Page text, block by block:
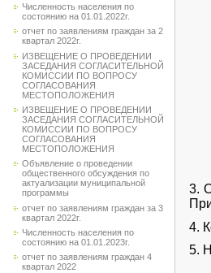
Численность населения по
состоянию на 01.01.2022г.
отчет по заявлениям граждан за 2
квартал 2022г.
ИЗВЕЩЕНИЕ О ПРОВЕДЕНИИ
ЗАСЕДАНИЯ СОГЛАСИТЕЛЬНОЙ
КОМИССИИ ПО ВОПРОСУ
СОГЛАСОВАНИЯ
МЕСТОПОЛОЖЕНИЯ
ИЗВЕЩЕНИЕ О ПРОВЕДЕНИИ
ЗАСЕДАНИЯ СОГЛАСИТЕЛЬНОЙ
КОМИССИИ ПО ВОПРОСУ
СОГЛАСОВАНИЯ
МЕСТОПОЛОЖЕНИЯ
Объявление о проведении
общественного обсуждения по
актуализации муниципальной
программы
отчет по заявлениям граждан за 3
квартал 2022г.
Численность населения по
состоянию на 01.01.2023г.
отчет по заявлениям граждан 4
квартал 2022
3.
4.
5.